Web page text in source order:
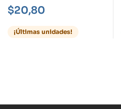
$20,80
¡Últimas unidades!